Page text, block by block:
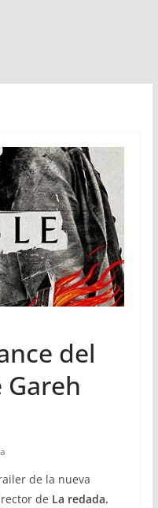
del
de la nueva
de La redada.